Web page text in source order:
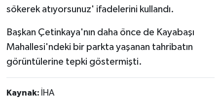
sökerek atıyorsunuz' ifadelerini kullandı.
Başkan Çetinkaya'nın daha önce de Kayabaşı
Mahallesi'ndeki bir parkta yaşanan tahribatın
görüntülerine tepki göstermişti.
Kaynak: İHA